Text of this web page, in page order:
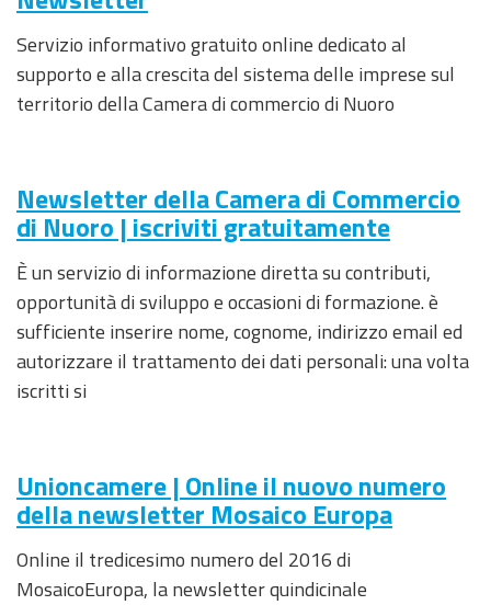
Servizio informativo gratuito online dedicato al
supporto e alla crescita del sistema delle imprese sul
territorio della Camera di commercio di Nuoro
Newsletter della Camera di Commercio
di Nuoro | iscriviti gratuitamente
È un servizio di informazione diretta su contributi,
opportunità di sviluppo e occasioni di formazione. è
sufficiente inserire nome, cognome, indirizzo email ed
autorizzare il trattamento dei dati personali: una volta
iscritti si
Unioncamere | Online il nuovo numero
della newsletter Mosaico Europa
Online il tredicesimo numero del 2016 di
MosaicoEuropa, la newsletter quindicinale